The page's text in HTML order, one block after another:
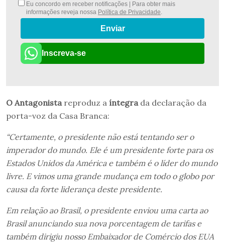
Eu concordo em receber notificações | Para obter mais
informações reveja nossa Política de Privacidade.
Enviar
Inscreva-se
O Antagonista reproduz a íntegra da declaração da
porta-voz da Casa Branca:
“Certamente, o presidente não está tentando ser o
imperador do mundo. Ele é um presidente forte para os
Estados Unidos da América e também é o líder do mundo
livre. E vimos uma grande mudança em todo o globo por
causa da forte liderança deste presidente.
Em relação ao Brasil, o presidente enviou uma carta ao
Brasil anunciando sua nova porcentagem de tarifas e
também dirigiu nosso Embaixador de Comércio dos EUA